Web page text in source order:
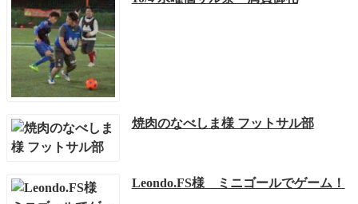
焼肉のなべしま様 フットサル部
Leondo.FS様 ミニゴールでゲーム！